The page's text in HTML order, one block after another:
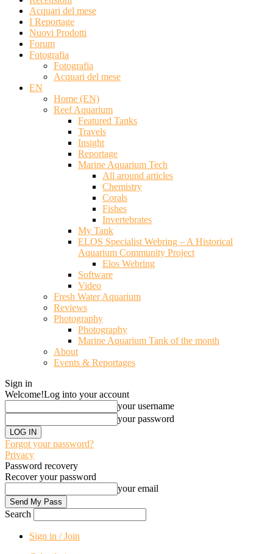
Acquari del mese
I Reportage
Nuovi Prodotti
Forum
Fotografia
Fotografia
Acquari del mese
EN
Home (EN)
Reef Aquarium
Featured Tanks
Travels
Insight
Reportage
Marine Aquarium Tech
All around articles
Chemistry
Corals
Fishes
Invertebrates
My Tank
ELOS Specialist Webring – A Historical
Aquarium Community Project
Elos Webring
Software
Video
Fresh Water Aquarium
Reviews
Photography
Photography
Marine Aquarium Tank of the month
About
Events & Reportages
Sign in
Welcome!Log into your account
your username
your password
Forgot your password?
Privacy
Password recovery
Recover your password
your email
Search
Sign in / Join